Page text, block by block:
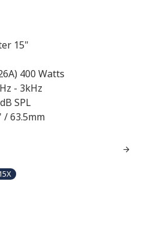
15"
400 Watts
- 3kHz
SPL
/ 63.5mm